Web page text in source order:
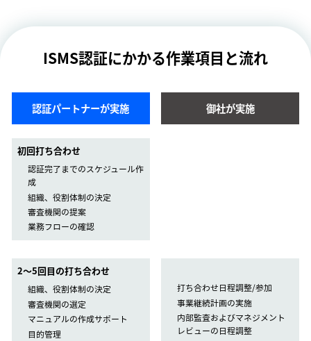
ISMS認証にかかる作業項目と流れ
認証パートナーが実施 御社が実施
初回打ち合わせ
認証完了までのスケジュール作
成
組織、役割体制の決定
審査機関の提案
業務フローの確認
2〜5回目の打ち合わせ
組織、役割体制の決定
審査機関の選定
マニュアルの作成サポート
目的管理
打ち合わせ日程調整/参加
事業継続計画の実施
内部監査およびマネジメント
レビューの日程調整